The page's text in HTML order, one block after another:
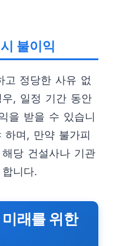
불이익
고 정당한 사유 없
, 일정 기간 동안
을 받을 수 있습니
하며, 만약 불가피
당 건설사나 기관
니다.
래를 위한